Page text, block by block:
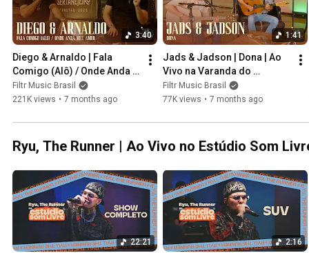
3:40
Diego & Arnaldo | Fala
Comigo (Alô) / Onde Anda
Meu Amor | Varanda do
Sertanejeiro | Barretos 2025
Filtr Music Brasil
221K views • 7 months ago
1:41
Jads & Jadson | Dona | Ao
Vivo na Varanda do
Sertanejeiro | Barretos 2025
Filtr Music Brasil
77K views • 7 months ago
Ryu, The Runner | Ao Vivo no Estúdio Som
22:21 2:16